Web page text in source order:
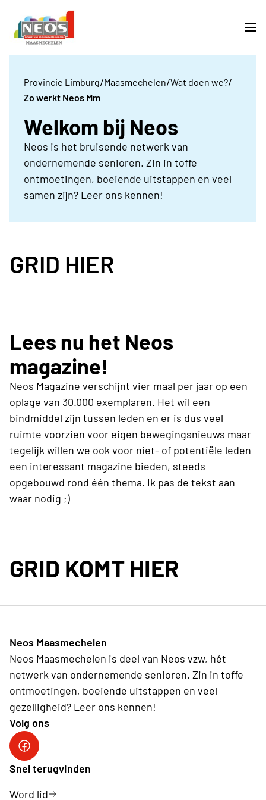
Provincie Limburg/Maasmechelen/Wat doen we?/
Zo werkt Neos Mm
Welkom bij Neos
Neos is het bruisende netwerk van
ondernemende senioren. Zin in toffe
ontmoetingen, boeiende uitstappen en veel
samen zijn? Leer ons kennen!
GRID HIER
Lees nu het Neos
magazine!
Neos Magazine verschijnt vier maal per jaar op een
oplage van 30.000 exemplaren. Het wil een
bindmiddel zijn tussen leden en er is dus veel
ruimte voorzien voor eigen bewegingsnieuws maar
tegelijk willen we ook voor niet- of potentiële leden
een interessant magazine bieden, steeds
opgebouwd rond één thema. Ik pas de tekst aan
waar nodig ;)
GRID KOMT HIER
Neos Maasmechelen
Neos Maasmechelen is deel van Neos vzw, hét
netwerk van ondernemende senioren. Zin in toffe
ontmoetingen, boeiende uitstappen en veel
gezelligheid? Leer ons kennen!
Volg ons
facebook
Snel terugvinden
Word lid